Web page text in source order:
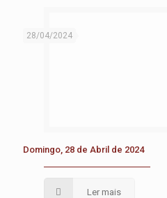
28/04/2024
Domingo, 28 de Abril de 2024
Ler mais